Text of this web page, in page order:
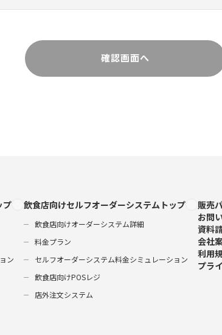
確認画面へ
プ
ン
飲食店向けセルフオーダーシステムトップ
飲食店向けオーダーシステム詳細
料金プラン
セルフオーダーシステム料金シミュレーション
飲食店向けPOSレジ
店外注文システム
販売
お問
資料
会社
利用
プラ